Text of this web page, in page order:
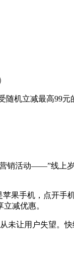
机立减最高99
销活动——”线上
果手机，点开
减优惠。
让用户失望。